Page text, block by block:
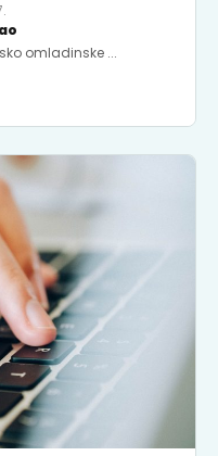
omladinske ...